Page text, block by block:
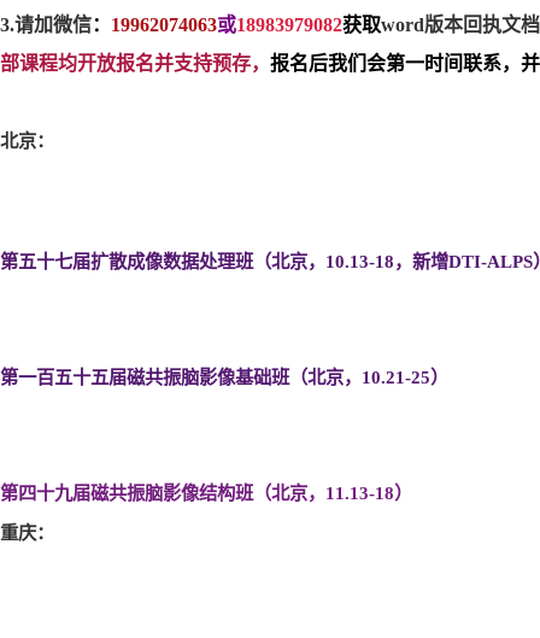
3.请加微信： 19962074063或18983979082获取word版本回执文
部课程均开放报名并支持预存， 报名后我们会第一时间联系，
北京：
第五十七届扩散成像数据处理班（北京，10.13-18，新增DTI-ALPS
第一百五十五届磁共振脑影像基础班（北京，10.21-25）
第四十九届磁共振脑影像结构班（北京，11.13-18）
重庆：